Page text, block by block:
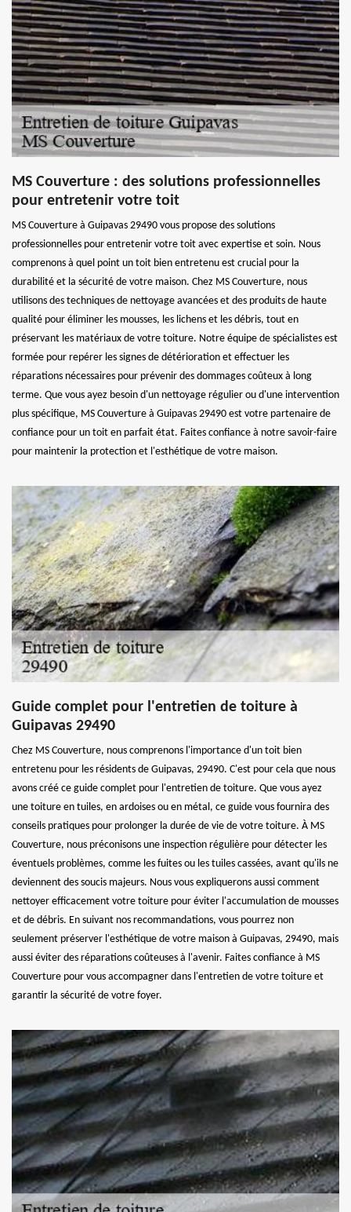
MS Couverture : des solutions professionnelles
pour entretenir votre toit
MS Couverture à Guipavas 29490 vous propose des solutions
professionnelles pour entretenir votre toit avec expertise et soin. Nous
comprenons à quel point un toit bien entretenu est crucial pour la
durabilité et la sécurité de votre maison. Chez MS Couverture, nous
utilisons des techniques de nettoyage avancées et des produits de haute
qualité pour éliminer les mousses, les lichens et les débris, tout en
préservant les matériaux de votre toiture. Notre équipe de spécialistes est
formée pour repérer les signes de détérioration et effectuer les
réparations nécessaires pour prévenir des dommages coûteux à long
terme. Que vous ayez besoin d'un nettoyage régulier ou d'une intervention
plus spécifique, MS Couverture à Guipavas 29490 est votre partenaire de
confiance pour un toit en parfait état. Faites confiance à notre savoir-faire
pour maintenir la protection et l'esthétique de votre maison.
Guide complet pour l'entretien de toiture à
Guipavas 29490
Chez MS Couverture, nous comprenons l'importance d'un toit bien
entretenu pour les résidents de Guipavas, 29490. C'est pour cela que nous
avons créé ce guide complet pour l'entretien de toiture. Que vous ayez
une toiture en tuiles, en ardoises ou en métal, ce guide vous fournira des
conseils pratiques pour prolonger la durée de vie de votre toiture. À MS
Couverture, nous préconisons une inspection régulière pour détecter les
éventuels problèmes, comme les fuites ou les tuiles cassées, avant qu'ils ne
deviennent des soucis majeurs. Nous vous expliquerons aussi comment
nettoyer efficacement votre toiture pour éviter l'accumulation de mousses
et de débris. En suivant nos recommandations, vous pourrez non
seulement préserver l'esthétique de votre maison à Guipavas, 29490, mais
aussi éviter des réparations coûteuses à l'avenir. Faites confiance à MS
Couverture pour vous accompagner dans l'entretien de votre toiture et
garantir la sécurité de votre foyer.